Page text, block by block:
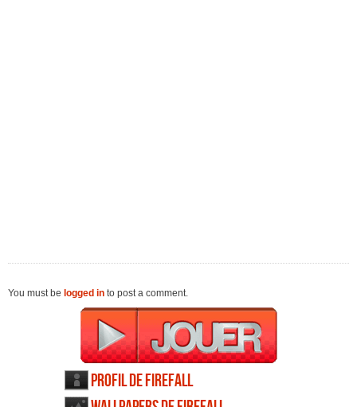
You must be logged in to post a comment.
Profil de Firefall